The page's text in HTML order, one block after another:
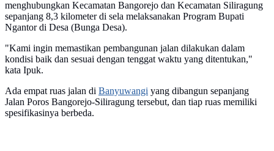
menghubungkan Kecamatan Bangorejo dan Kecamatan Siliragung
sepanjang 8,3 kilometer di sela melaksanakan Program Bupati
Ngantor di Desa (Bunga Desa).
"Kami ingin memastikan pembangunan jalan dilakukan dalam
kondisi baik dan sesuai dengan tenggat waktu yang ditentukan,"
kata Ipuk.
Ada empat ruas jalan di Banyuwangi yang dibangun sepanjang
Jalan Poros Bangorejo-Siliragung tersebut, dan tiap ruas memiliki
spesifikasinya berbeda.